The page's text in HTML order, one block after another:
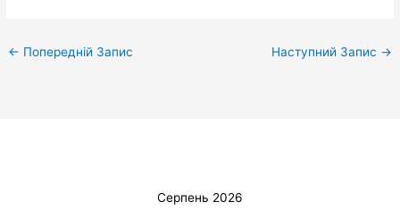
← Попередній Запис Наступний Запис →
Серпень 2026